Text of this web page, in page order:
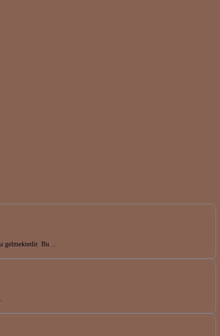
gelmektedir. Bu…